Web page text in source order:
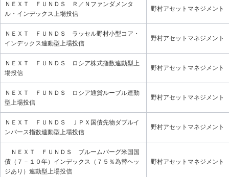
ＮＥＸＴ ＦＵＮＤＳ Ｒ／Ｎファンダメンタ
ル・インデックス上場投信
野村アセットマネジメント
ＮＥＸＴ ＦＵＮＤＳ ラッセル野村小型コア・
インデックス連動型上場投信
野村アセットマネジメント
ＮＥＸＴ ＦＵＮＤＳ ロシア株式指数連動型上
場投信
野村アセットマネジメント
ＮＥＸＴ ＦＵＮＤＳ ロシア通貨ルーブル連動
型上場投信
野村アセットマネジメント
ＮＥＸＴ ＦＵＮＤＳ ＪＰＸ国債先物ダブルイ
ンバース指数連動型上場投信
野村アセットマネジメント
ＮＥＸＴ ＦＵＮＤＳ ブルームバーグ米国国
債（７－１０年）インデックス（７５％為替ヘッ
ジあり）連動型上場投信
野村アセットマネジメント